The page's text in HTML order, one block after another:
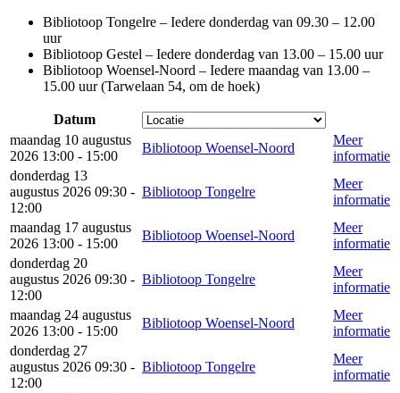
Bibliotoop Tongelre – Iedere donderdag van 09.30 – 12.00
uur
Bibliotoop Gestel – Iedere donderdag van 13.00 – 15.00 uur
Bibliotoop Woensel-Noord – Iedere maandag van 13.00 –
15.00 uur (Tarwelaan 54, om de hoek)
Datum
maandag 10 augustus
2026 13:00 - 15:00
Bibliotoop Woensel-Noord
Meer
informatie
donderdag 13
augustus 2026 09:30 -
12:00
Bibliotoop Tongelre
Meer
informatie
maandag 17 augustus
2026 13:00 - 15:00
Bibliotoop Woensel-Noord
Meer
informatie
donderdag 20
augustus 2026 09:30 -
12:00
Bibliotoop Tongelre
Meer
informatie
maandag 24 augustus
2026 13:00 - 15:00
Bibliotoop Woensel-Noord
Meer
informatie
donderdag 27
augustus 2026 09:30 -
12:00
Bibliotoop Tongelre
Meer
informatie